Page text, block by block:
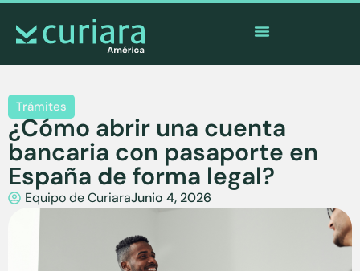
Trámites
¿Cómo abrir una cuenta
bancaria con pasaporte en
España de forma legal?
Equipo de CuriaraJunio 4, 2026